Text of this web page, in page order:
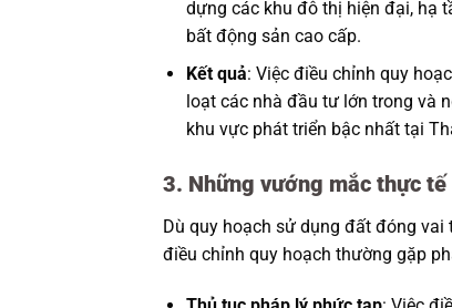
dựng các khu đô thị hiện đại, hạ
bất động sản cao cấp.
Kết quả: Việc điều chỉnh quy
loạt các nhà đầu tư lớn trong và
khu vực phát triển bậc nhất tại
3. Những vướng mắc thực
Dù quy hoạch sử dụng đất đóng
điều chỉnh quy hoạch thường gặp